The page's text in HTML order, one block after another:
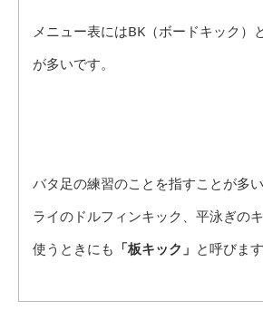
メニュー表にはBK（ボードキック）
が多いです。
バタ足の練習のことを指すことが多
ライのドルフィンキック、平泳ぎの
使うときにも 「板キック」 と呼びます